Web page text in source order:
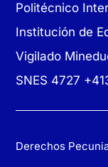
Politécnico
Institución de
Vigilado
SNES 4727
Derechos